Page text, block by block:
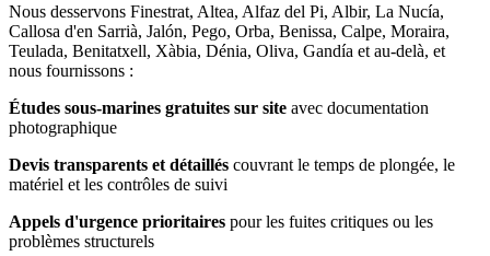
Nous desservons Finestrat, Altea, Alfaz del Pi, Albir, La Nucía,
Callosa d'en Sarrià, Jalón, Pego, Orba, Benissa, Calpe, Moraira,
Teulada, Benitatxell, Xàbia, Dénia, Oliva, Gandía et au-delà, et
nous fournissons :
Études sous-marines gratuites sur site avec documentation
photographique
Devis transparents et détaillés couvrant le temps de plongée, le
matériel et les contrôles de suivi
Appels d'urgence prioritaires pour les fuites critiques ou les
problèmes structurels